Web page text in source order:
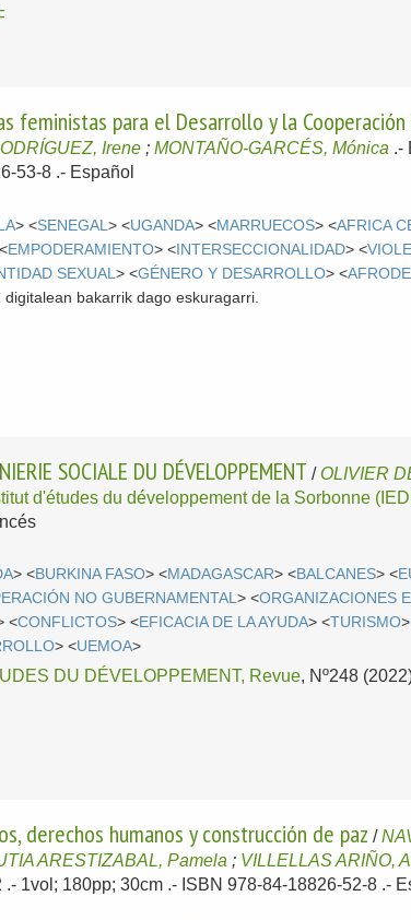
feministas para el Desarrollo y la
Irene ;MONTAÑO-GARCÉS, Mónica .-
53-8 .- Español
> <SENEGAL> <UGANDA> <MARRUECOS> <AFRICA
EMPODERAMIENTO> < INTERSECCIONALIDAD> <
SEXUAL> <GÉNERO Y DESARROLLO> <
bakarrik dago eskuragarri.
SOCIALE DU DÉVELOPPEMENT / OLIVIER
d'études du développement de la Sorbonne
> <BURKINA FASO> <MADAGASCAR> <BALCANES> <
NO GUBERNAMENTAL> <ORGANIZACIONES
<CONFLICTOS> <EFICACIA DE LA AYUDA> <TURISMO
> <UEMOA>
DU DÉVELOPPEMENT, Revue, Nº248
derechos humanos y construcción de paz /
ARESTIZABAL, Pamela ; VILLELLAS ARIÑO,
.- 1vol; 180pp; 30cm .- ISBN 978-84-18826-52-8 .-